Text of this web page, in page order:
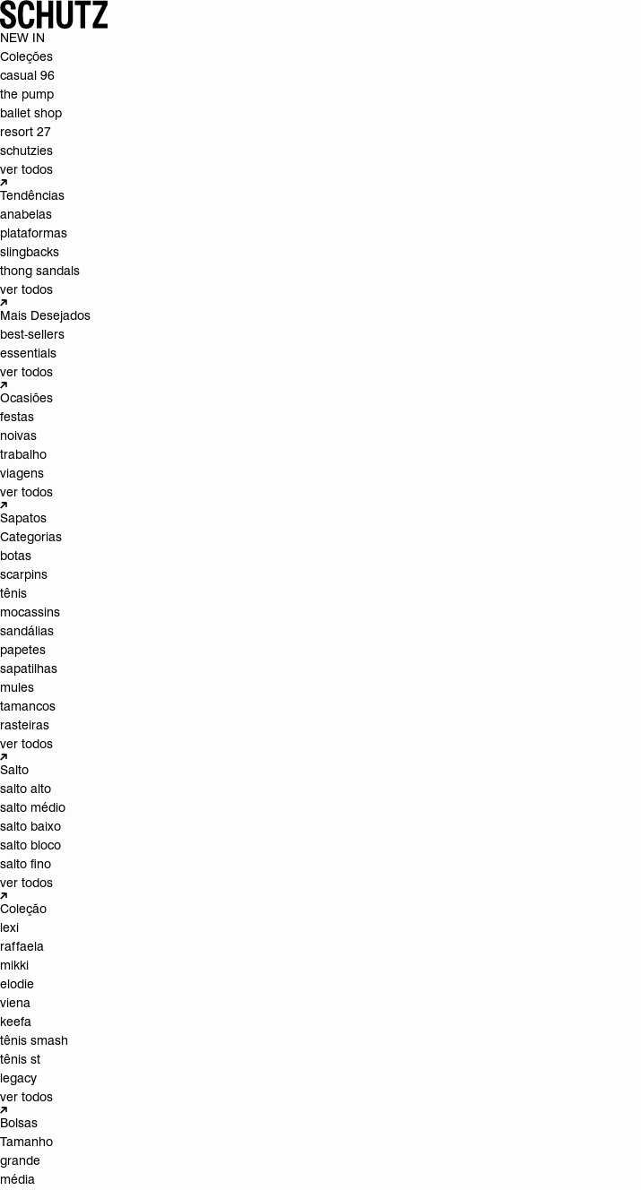
NEW IN
Coleções
casual 96
the pump
ballet shop
resort 27
schutzies
ver todos
Tendências
anabelas
plataformas
slingbacks
thong sandals
ver todos
Mais Desejados
best-sellers
essentials
ver todos
Ocasiões
festas
noivas
trabalho
viagens
ver todos
Sapatos
Categorias
botas
scarpins
tênis
mocassins
sandálias
papetes
sapatilhas
mules
tamancos
rasteiras
ver todos
Salto
salto alto
salto médio
salto baixo
salto bloco
salto fino
ver todos
Coleção
lexi
raffaela
mikki
elodie
viena
keefa
tênis smash
tênis st
legacy
ver todos
Bolsas
Tamanho
grande
média